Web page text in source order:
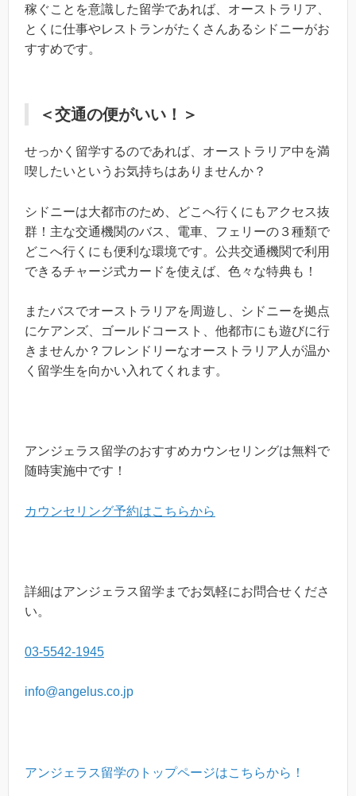
稼ぐことを意識した留学であれば、オーストラリア、
とくに仕事やレストランがたくさんあるシドニーがお
すすめです。
＜交通の便がいい！＞
せっかく留学するのであれば、オーストラリア中を満
喫したいというお気持ちはありませんか？
シドニーは大都市のため、どこへ行くにもアクセス抜
群！主な交通機関のバス、電車、フェリーの３種類で
どこへ行くにも便利な環境です。公共交通機関で利用
できるチャージ式カードを使えば、色々な特典も！
またバスでオーストラリアを周遊し、シドニーを拠点
にケアンズ、ゴールドコースト、他都市にも遊びに行
きませんか？フレンドリーなオーストラリア人が温か
く留学生を向かい入れてくれます。
アンジェラス留学のおすすめカウンセリングは無料で
随時実施中です！
カウンセリング予約はこちらから
詳細はアンジェラス留学までお気軽にお問合せくださ
い。
03-5542-1945
info@angelus.co.jp
アンジェラス留学のトップページはこちらから！